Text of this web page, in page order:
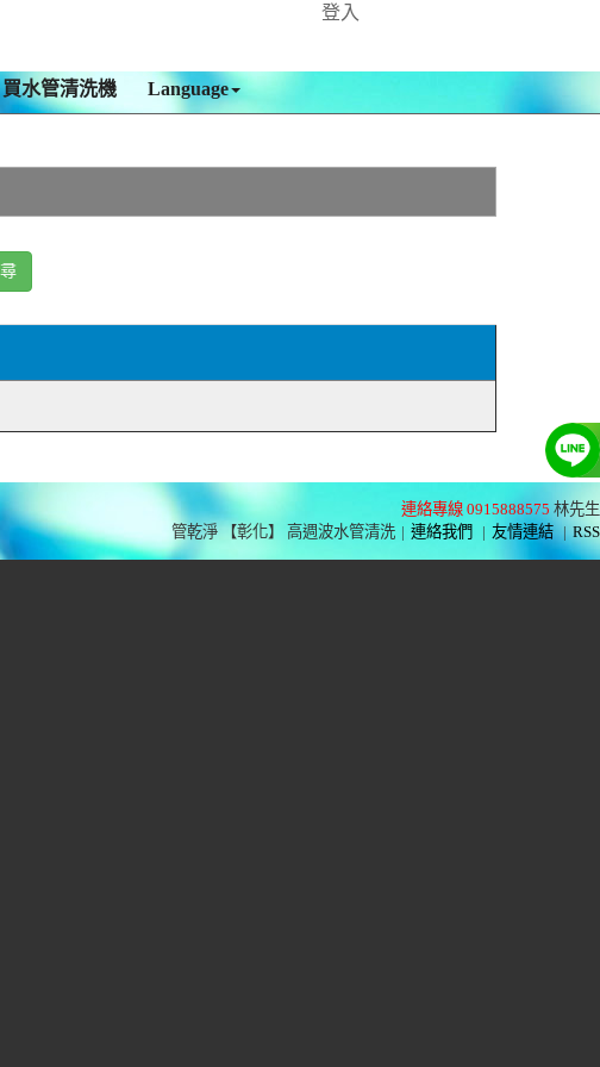
登入
買水管清洗機 Language
連絡專線 0915888575 林先生
管乾淨 【彰化】 高週波水管清洗 | 連絡我們 | 友情連結 | RSS